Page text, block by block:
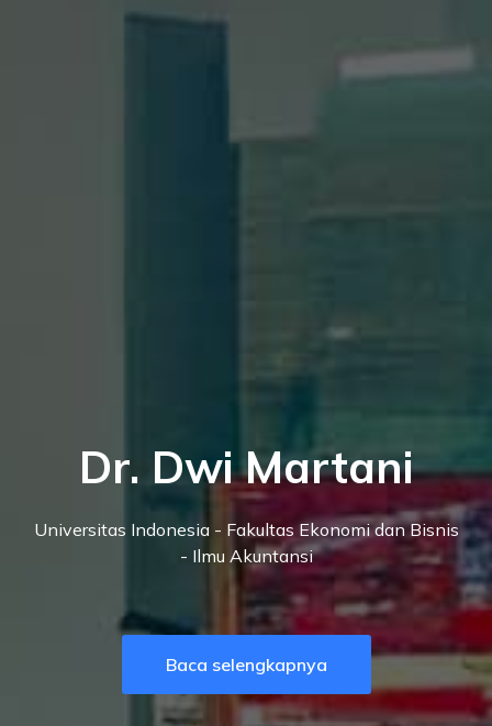
Dr. Dwi Martani
Universitas Indonesia - Fakultas Ekonomi dan Bisnis
- Ilmu Akuntansi
Baca selengkapnya